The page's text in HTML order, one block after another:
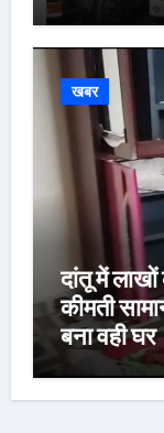
खबर
दांतू में
कीमती
बना वही घर